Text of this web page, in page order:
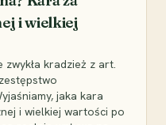
i wielkiej
kradzież z art.
jaka kara
i wielkiej wartości po